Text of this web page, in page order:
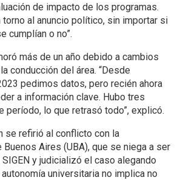
de impacto de los programas.
torno al anuncio político, sin importar si
cumplían o no”.
más de un año debido a cambios
conducción del área. “Desde
pedimos datos, pero recién ahora
a información clave. Hubo tres
período, lo que retrasó todo”, explicó.
se refirió al conflicto con la
Buenos Aires (UBA), que se niega a ser
y judicializó el caso alegando
autonomía universitaria no implica no